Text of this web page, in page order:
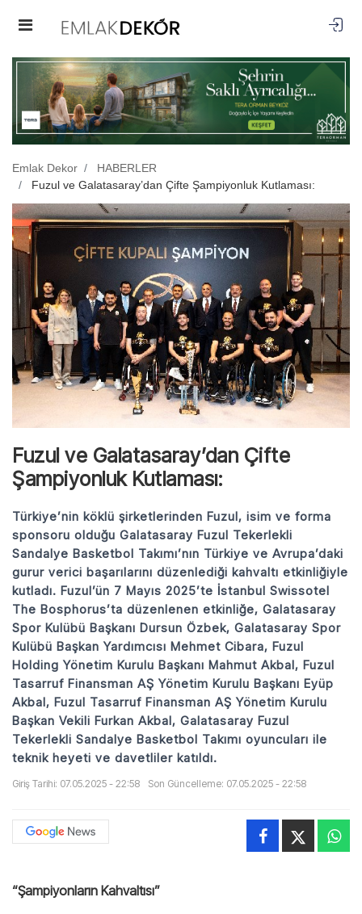
Emlak Dekor
HABERLER
Fuzul ve Galatasaray’dan Çifte Şampiyonluk Kutlaması:
Fuzul ve Galatasaray’dan Çifte
Şampiyonluk Kutlaması:
Türkiye’nin köklü şirketlerinden Fuzul, isim ve forma
sponsoru olduğu Galatasaray Fuzul Tekerlekli
Sandalye Basketbol Takımı’nın Türkiye ve Avrupa’daki
gurur verici başarılarını düzenlediği kahvaltı etkinliğiyle
kutladı. Fuzul’ün 7 Mayıs 2025’te İstanbul Swissotel
The Bosphorus’ta düzenlenen etkinliğe, Galatasaray
Spor Kulübü Başkanı Dursun Özbek, Galatasaray Spor
Kulübü Başkan Yardımcısı Mehmet Cibara, Fuzul
Holding Yönetim Kurulu Başkanı Mahmut Akbal, Fuzul
Tasarruf Finansman AŞ Yönetim Kurulu Başkanı Eyüp
Akbal, Fuzul Tasarruf Finansman AŞ Yönetim Kurulu
Başkan Vekili Furkan Akbal, Galatasaray Fuzul
Tekerlekli Sandalye Basketbol Takımı oyuncuları ile
teknik heyeti ve davetliler katıldı.
Giriş Tarihi: 07.05.2025 - 22:58 Son Güncelleme: 07.05.2025 - 22:58
“Şampiyonların Kahvaltısı”